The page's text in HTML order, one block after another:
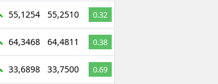
55,1254 55,2510 0.32
64,3468 64,4811
0.38
33,6898 33,7500 0.69